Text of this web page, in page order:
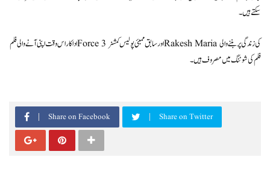
سکتے ہیں۔
اداکار اس وقت اپنی آنے والی فلم Force 3 اور سابق ممبئی پولیس کمشنر Rakesh Maria کی زندگی پر بننے والی
فلم کی شوٹنگ میں مصروف ہیں۔
Share on Facebook Share on Twitter